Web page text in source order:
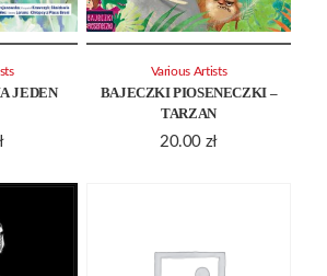
JEDEN
BAJECZKI PIOSENECZKI –
TARZAN
20.00 zł
Various Artists